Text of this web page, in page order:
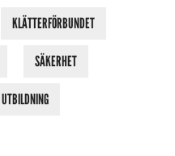
KLÄTTERFÖRBUNDET
SÄKERHET
UTBILDNING